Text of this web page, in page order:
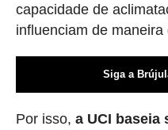
capacidade de
influenciam de maneira
Siga a
Por isso, a UCI baseia